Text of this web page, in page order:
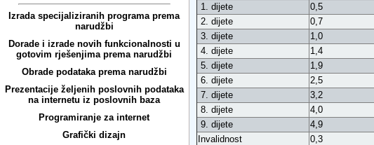
Izrada specijaliziranih programa prema
narudžbi
Dorade i izrade novih funkcionalnosti u
gotovim rješenjima prema narudžbi
Obrade podataka prema narudžbi
Prezentacije željenih poslovnih podataka
na internetu iz poslovnih baza
Programiranje za internet
Grafički dizajn
1. dijete
0,5
2. dijete
0,7
3. dijete
1,0
4. dijete
1,4
5. dijete
1,9
6. dijete
2,5
7. dijete
3,2
8. dijete
4,0
9. dijete
4,9
Invalidnost
0,3